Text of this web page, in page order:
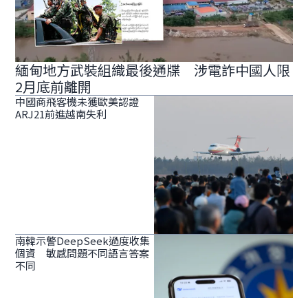
緬甸地方武裝組織最後通牒 涉電詐中國人限
2月底前離開
中國商飛客機未獲歐美認證
ARJ21前進越南失利
南韓示警DeepSeek過度收集
個資 敏感問題不同語言答案
不同